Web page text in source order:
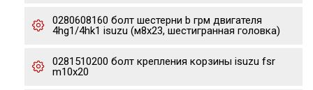
0280608160 болт шестерни b грм двигателя
4hg1/4hk1 isuzu (м8х23, шестигранная головка)
0281510200 болт крепления корзины isuzu fsr
m10x20